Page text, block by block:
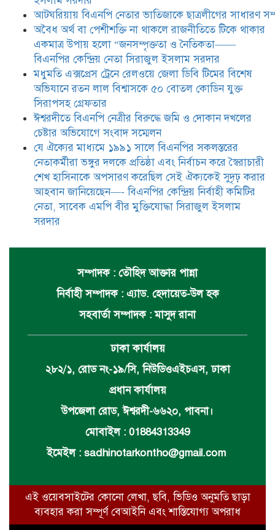
দলকে প্রতিষ্ঠা এবং নির্বাচন করে
স্বৈরাচারী শেখ হাসিনাকে অপসারণ
করেছিল সেই ঐক্যকেই সুদৃঢ় করার
আহবান জানিয়েছেন—- বিএনপির কেন্দ্রিয় নির্বাহী কমিটির নেতা,
সাবেক এমপি বীর মুক্তিযোদ্ধা সিরাজুল ইসলাম সরদার
আটঘরিয়ায় বিএনপি নেতার ভাতিজাকে ছাত্রলীগের সাধারণ
​​অবৈধ অর্থ বা পেশীশক্তি না থাকলে রাজনীতিতে টিকে থাকার
একমাত্র উপায় হলো “জনসম্পৃক্ততা ও নৈতিকতা——
বিএনপির কেন্দ্রিয় নেতা সিরাজুল ইসলাম সরদার
মধুমতি এক্সপ্রেস ট্রেনে রেলওয়ে জেলা ডিবি টিমের বিশেষ
অভিযানে রতন লাল বিশ্বাসকে ৫০ বোতল কোডিন যুক্ত
সিরাপসহ গ্রেফতার
ঈশ্বরদীতে বিএনপি নেত্রীর বিরুদ্ধে জমি ও দোকান দখলের
চেষ্টার অভিযোগে সংবাদ সম্মেলন
যে ঐক্যের মাধ্যমে ১৯৯১ সালে বিএনপির সকলস্তরের
নেতাকর্মীরা ভঙ্গুর দলকে প্রতিষ্ঠা এবং নির্বাচন করে স্বৈরাচারী
শেখ হাসিনাকে অপসারণ করেছিল সেই ঐক্যকেই সুদৃঢ় করার
আহবান জানিয়েছেন—- বিএনপির কেন্দ্রিয় নির্বাহী কমিটির
নেতা, সাবেক এমপি বীর মুক্তিযোদ্ধা সিরাজুল ইসলাম
সরদার
সম্পাদক : তৌহিদ আক্তার পান্না
নির্বাহী সম্পাদক : এ্যাড. হেদায়েত-উল হক
সহবার্তা সম্পাদক : মাসুদ রানা
ঢাকা কার্যালয়
২৮২/১, রোড নং-১৯/সি, নিউডিওএইচএস, ঢাকা
প্রধান কার্যালয়
উপজেলা রোড, ঈশ্বরদী-৬৬২০, পাবনা।
মোবাইল : 01884313349
ইমেইল : sadhinotarkontho@gmail.com
এই ওয়েবসাইটের কোনো লেখা, ছবি, ভিডিও অনুমতি ছাড়া
ব্যবহার করা সম্পূর্ণ বেআইনি এবং শাস্তিযোগ্য অপরাধ